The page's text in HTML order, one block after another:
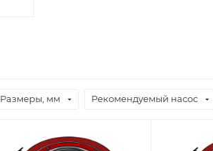
Размеры, мм Рекомендуемый насос